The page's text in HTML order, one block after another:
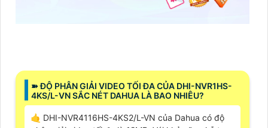
➽ ĐỘ PHÂN GIẢI VIDEO TỐI ĐA CỦA DHI-NVR1HS-
4KS/L-VN SẮC NÉT DAHUA LÀ BAO NHIÊU?
🤙 DHI-NVR4116HS-4KS2/L-VN của Dahua có độ